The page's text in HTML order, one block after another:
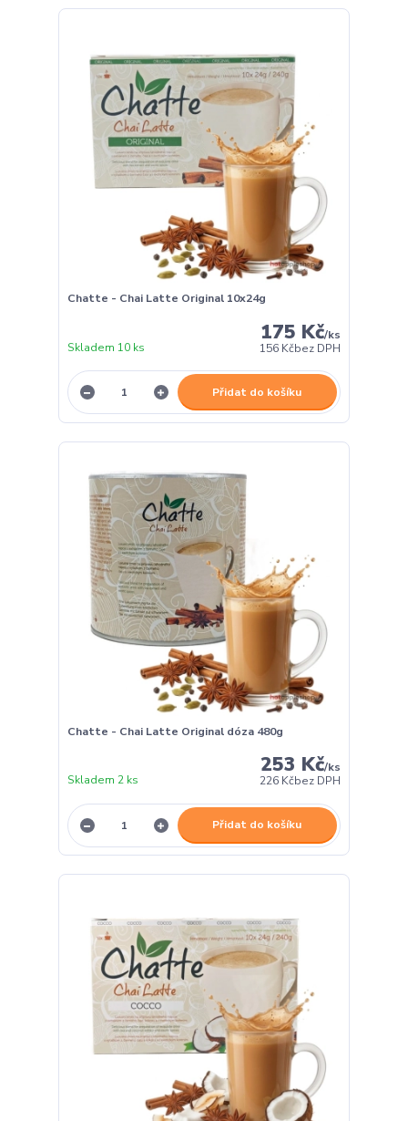
Chatte - Chai Latte Original 10x24g
175 Kč/ks
156 Kčbez DPH
Skladem 10 ks
Přidat do košíku
Chatte - Chai Latte Original dóza 480g
253 Kč/ks
226 Kčbez DPH
Skladem 2 ks
Přidat do košíku